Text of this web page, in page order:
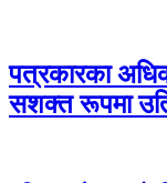
पत्रकारका
सशक्त रूपमा